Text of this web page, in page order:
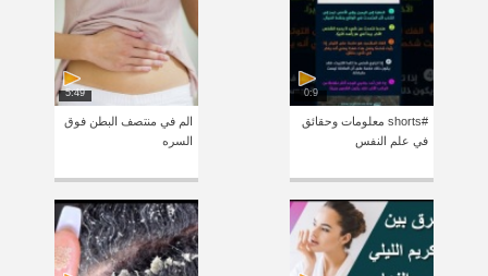
0:9
#shorts معلومات وحقائق
في علم النفس
5:49
الم في منتصف البطن فوق
السره